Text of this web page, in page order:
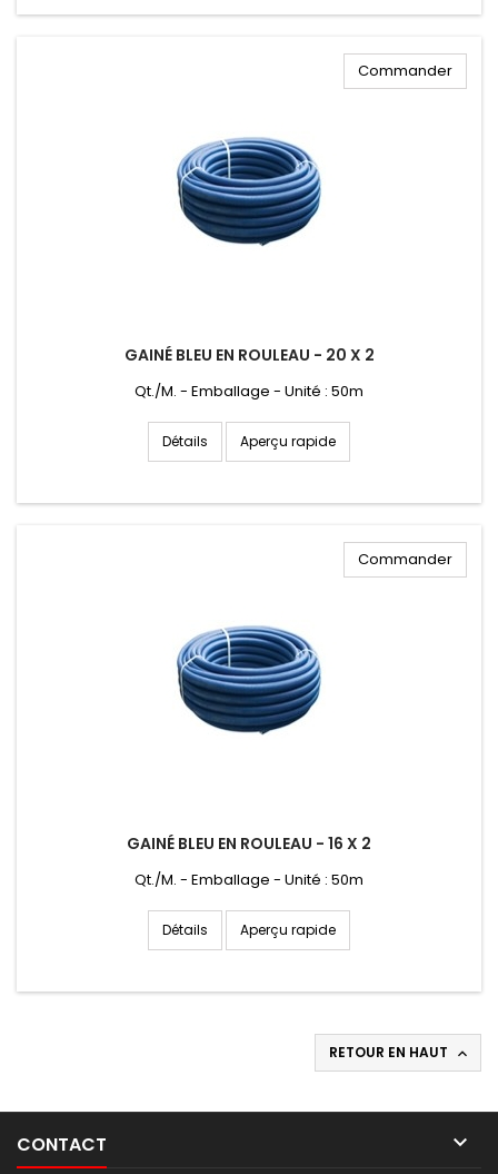
GAINÉ BLEU EN ROULEAU - 20 X 2
Qt./M. - Emballage - Unité : 50m
Détails Aperçu rapide
Commander
GAINÉ BLEU EN ROULEAU - 16 X 2
Qt./M. - Emballage - Unité : 50m
Détails Aperçu rapide
Commander
RETOUR EN HAUT 
CONTACT 